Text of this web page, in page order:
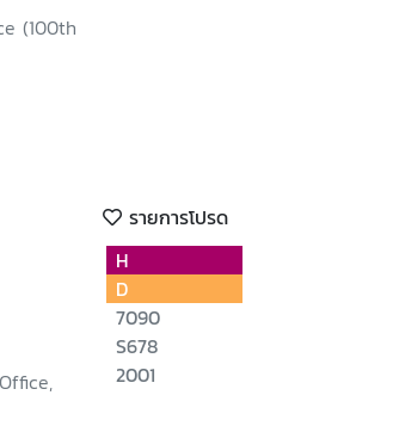
(100th
รายการโปรด
H
D
7090
S678
2001